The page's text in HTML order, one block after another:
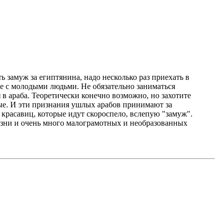
за египтянина, надо несколько раз приехать в
с молодыми людьми. Не обязательно заниматься
араба. Теоретически конечно возможно, но захотите
И эти признания ушлых арабов принимают за
которые идут скороспело, вслепую "замуж".
и очень много малограмотных и необразованных